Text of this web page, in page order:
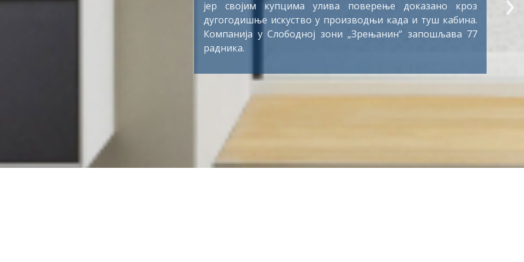
Србији те године. За само три месеца хала је уређена и
опремљена најсавременијом опремом за производњу
кабловских система. Комбинација темељних
компетенција ентеријера, електрике, електронике и е-
индустрији. У фабрици у Слободној зони „Зрењанин“
запошљава више од 3.300 радника.